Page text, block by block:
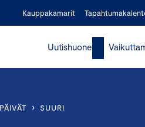
Kauppakamarit
Uutishuone
›
SUURI